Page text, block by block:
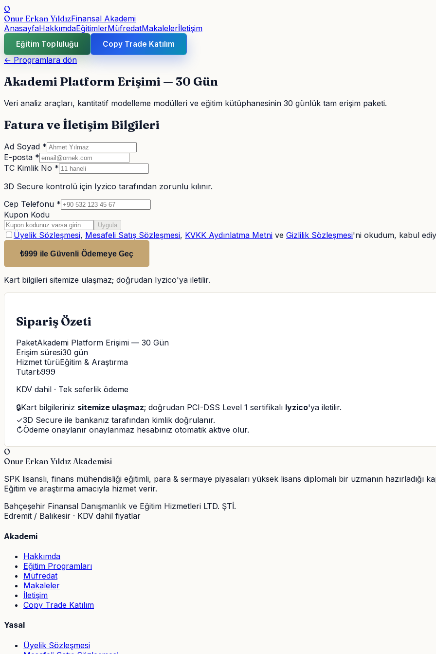
O
Onur Erkan YıldızFinansal Akademi
AnasayfaHakkımdaEğitimlerMüfredatMakalelerİletişim
Eğitim Topluluğu Copy Trade Katılım
← Programlara dön
Akademi Platform Erişimi — 30 Gün
Veri analiz araçları, kantitatif modelleme modülleri ve eğitim kütüphanesinin 30 günlük tam erişim paketi.
Fatura ve İletişim Bilgileri
Ad Soyad *
E-posta *
TC Kimlik No *
3D Secure kontrolü için Iyzico tarafından zorunlu kılınır.
Cep Telefonu *
Kupon Kodu
Uygula
Üyelik Sözleşmesi, Mesafeli Satış Sözleşmesi, KVKK Aydınlatma Metni ve Gizlilik Sözleşmesi'ni okudum, kabul
₺999 ile Güvenli Ödemeye Geç
Kart bilgileri sitemize ulaşmaz; doğrudan Iyzico'ya iletilir.
Sipariş Özeti
PaketAkademi Platform Erişimi — 30 Gün
Erişim süresi30 gün
Hizmet türüEğitim & Araştırma
Tutar₺999
KDV dahil · Tek seferlik ödeme
🔒Kart bilgileriniz sitemize ulaşmaz; doğrudan PCI-DSS Level 1 sertifikalı Iyzico'ya iletilir.
✓3D Secure ile bankanız tarafından kimlik doğrulanır.
↻Ödeme onaylanır onaylanmaz hesabınız otomatik aktive olur.
O
Onur Erkan Yıldız Akademisi
SPK lisanslı, finans mühendisliği eğitimli, para & sermaye piyasaları yüksek lisans diplomalı bir uzmanın hazırladığı
Eğitim ve araştırma amacıyla hizmet verir.
Bahçeşehir Finansal Danışmanlık ve Eğitim Hizmetleri LTD. ŞTİ.
Edremit / Balıkesir · KDV dahil fiyatlar
Akademi
Hakkımda
Eğitim Programları
Müfredat
Makaleler
İletişim
Copy Trade Katılım
Yasal
Üyelik Sözleşmesi